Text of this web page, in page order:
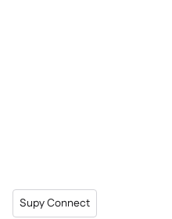
Supy Connect